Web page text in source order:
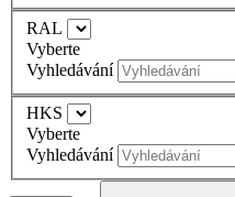
RAL
Vyberte
Vyhledávání
HKS
Vyberte
Vyhledávání